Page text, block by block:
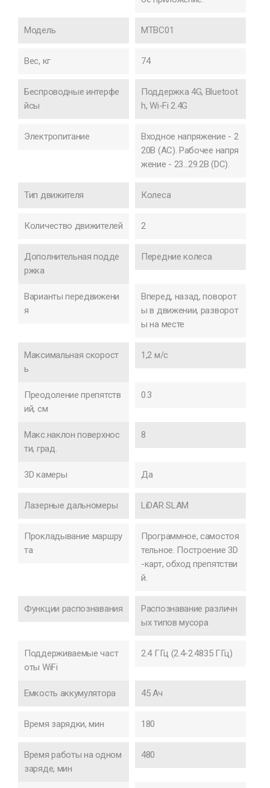
Модель MTBC01
Вес, кг 74
Беспроводные интерфе
йсы
Поддержка 4G, Bluetoot
h, Wi-Fi 2.4G
Электропитание
Входное напряжение - 2
20В (AC). Рабочее напря
жение - 23...29.2В (DC).
Тип движителя Колеса
Количество движителей 2
Дополнительная подде
ржка
Передние колеса
Варианты передвижени
я
Вперед, назад, поворот
ы в движении, разворот
ы на месте
Максимальная скорост
ь
1,2 м/с
Преодоление препятств
ий, см
0.3
Макс.наклон поверхнос
ти, град.
8
3D камеры Да
Лазерные дальномеры LiDAR SLAM
Прокладывание маршру
та
Программное, самостоя
тельное. Построение 3D
-карт, обход препятстви
й.
Функции распознавания
Распознавание различн
ых типов мусора
Поддерживаемые част
оты WiFi
2.4 ГГц (2.4-2.4835 ГГц)
Емкость аккумулятора 45 Ач
Время зарядки, мин 180
Время работы на одном
заряде, мин
480